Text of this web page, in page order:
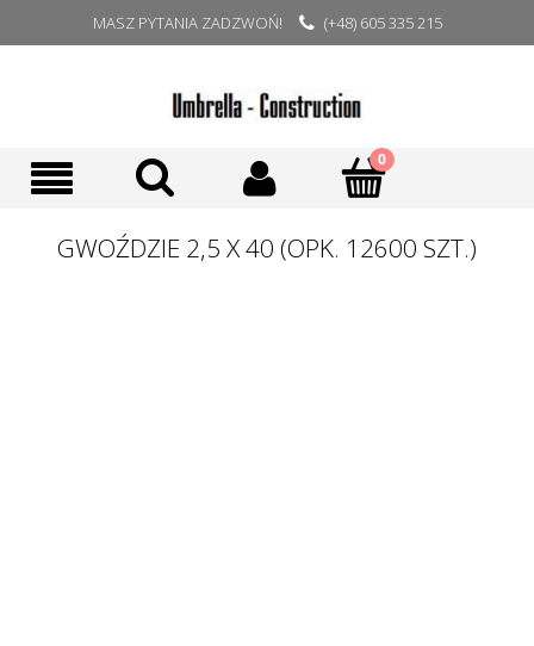
MASZ PYTANIA ZADZWOŃ! (+48) 605 335 215
GWOŹDZIE 2,5 X 40 (OPK. 12600 SZT.)